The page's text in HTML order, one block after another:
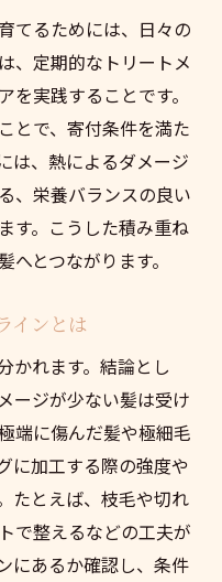
てるためには、日々の
、定期的なトリートメ
を実践することです。
とで、寄付条件を満た
は、熱によるダメージ
、栄養バランスの良い
す。こうした積み重ね
とつながります。
インとは
かれます。結論とし
ージが少ない髪は受け
端に傷んだ髪や極細毛
に加工する際の強度や
たとえば、枝毛や切れ
で整えるなどの工夫が
にあるか確認し、条件